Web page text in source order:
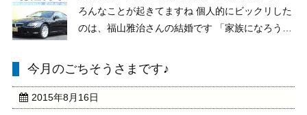
ろんなことが起きてますね 個人的にビックリした
のは、福山雅治さんの結婚です 「家族になろう
車はクーペがいいですよね！！！ そんなわけで、
今回はやや強引にクーペ特集です(笑) BMW 630i
...
今月のごちそうさまです♪
2015年8月16日